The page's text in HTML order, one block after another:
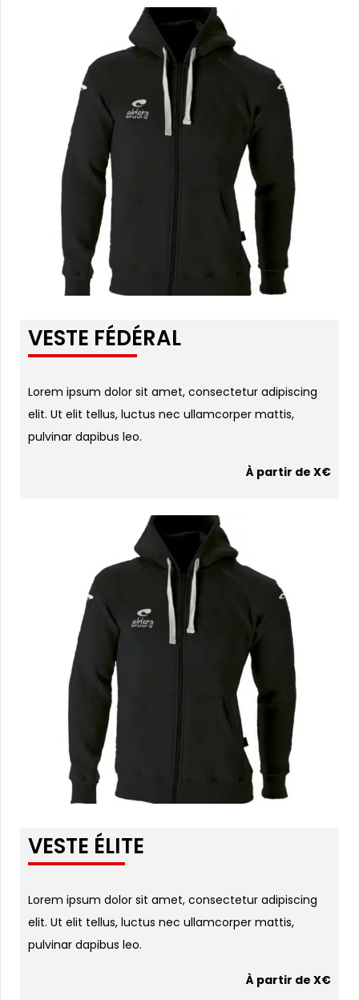
VESTE FÉDÉRAL
Lorem ipsum dolor sit amet, consectetur adipiscing
elit. Ut elit tellus, luctus nec ullamcorper mattis,
pulvinar dapibus leo.
À partir de X€
VESTE ÉLITE
Lorem ipsum dolor sit amet, consectetur adipiscing
elit. Ut elit tellus, luctus nec ullamcorper mattis,
pulvinar dapibus leo.
À partir de X€